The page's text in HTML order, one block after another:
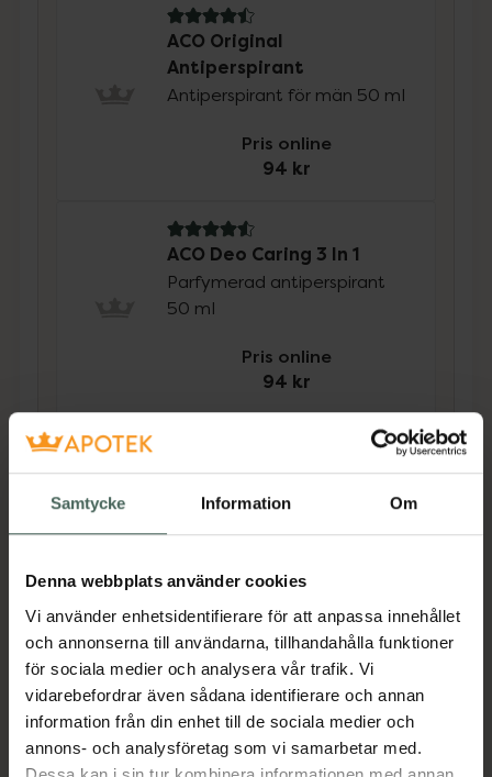
Samtycke Information Om
Denna webbplats använder cookies
Vi använder enhetsidentifierare för att anpassa innehållet
och annonserna till användarna, tillhandahålla funktioner
för sociala medier och analysera vår trafik. Vi
vidarebefordrar även sådana identifierare och annan
information från din enhet till de sociala medier och
annons- och analysföretag som vi samarbetar med.
4.5 av 5 i omdöme
ACO Original
Antiperspirant
Antiperspirant för män 50 ml
Pris online
94 kr
4.6 av 5 i omdöme
ACO Deo Caring 3 In 1
Parfymerad antiperspirant
50 ml
Pris online
94 kr
En effektiv antiperspirant som är mild mot
huden. En deodorant som torkar snabbt och
är dermatologiskt testad. Passar även känslig
hud. 48 timmars effekt. Parfymerad.
Jämförpris
1980 kr/